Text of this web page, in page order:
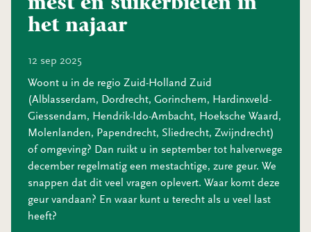
het najaar
12 sep 2025
Woont u in de regio Zuid-Holland Zuid
(Alblasserdam, Dordrecht, Gorinchem, Hardinxveld-
Giessendam, Hendrik-Ido-Ambacht, Hoeksche Waard,
Molenlanden, Papendrecht, Sliedrecht, Zwijndrecht)
of omgeving? Dan ruikt u in september tot halverwege
december regelmatig een mestachtige, zure geur. We
snappen dat dit veel vragen oplevert. Waar komt deze
geur vandaan? En waar kunt u terecht als u veel last
heeft?